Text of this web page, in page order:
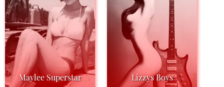
Maylee Superstar Lizzys Boys